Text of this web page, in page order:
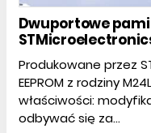
Dwuportowe
Produkowane przez
EEPROM z rodziny
właściwości:
odbywać się za...